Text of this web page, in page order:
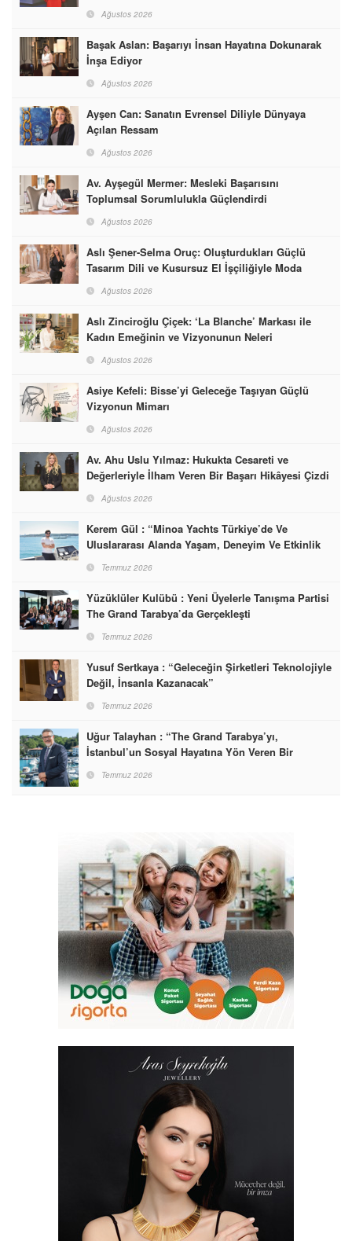
Ağustos 2026
Başak Aslan: Başarıyı İnsan Hayatına Dokunarak
İnşa Ediyor
Ağustos 2026
Ayşen Can: Sanatın Evrensel Diliyle Dünyaya
Açılan Ressam
Ağustos 2026
Av. Ayşegül Mermer: Mesleki Başarısını
Toplumsal Sorumlulukla Güçlendirdi
Ağustos 2026
Aslı Şener-Selma Oruç: Oluşturdukları Güçlü
Tasarım Dili ve Kusursuz El İşçiliğiyle Moda
Dünyasına İmzalarını Attılar
Ağustos 2026
Aslı Zinciroğlu Çiçek: ‘La Blanche’ Markası ile
Kadın Emeğinin ve Vizyonunun Neleri
Başarabileceğinin En Güzel Örneğini Sunuyor
Ağustos 2026
Asiye Kefeli: Bisse’yi Geleceğe Taşıyan Güçlü
Vizyonun Mimarı
Ağustos 2026
Av. Ahu Uslu Yılmaz: Hukukta Cesareti ve
Değerleriyle İlham Veren Bir Başarı Hikâyesi Çizdi
Ağustos 2026
Kerem Gül : “Minoa Yachts Türkiye’de Ve
Uluslararası Alanda Yaşam, Deneyim Ve Etkinlik
Markası Olacak”
Temmuz 2026
Yüzüklüler Kulübü : Yeni Üyelerle Tanışma Partisi
The Grand Tarabya’da Gerçekleşti
Temmuz 2026
Yusuf Sertkaya : “Geleceğin Şirketleri Teknolojiyle
Değil, İnsanla Kazanacak”
Temmuz 2026
Uğur Talayhan : “The Grand Tarabya’yı,
İstanbul’un Sosyal Hayatına Yön Veren Bir
Destinasyon Haline Getirmeyi Hedefliyorum”
Temmuz 2026